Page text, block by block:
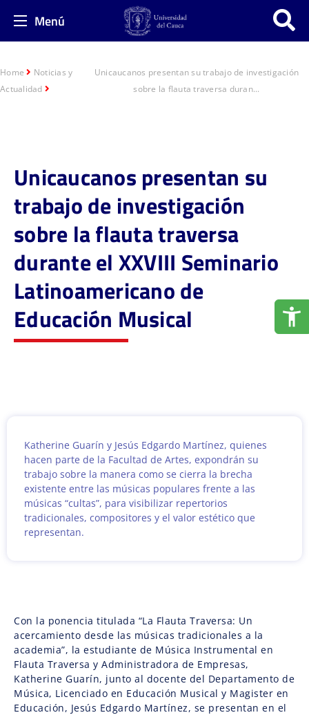
Menú
Home
Noticias y
Actualidad
Unicaucanos presentan su trabajo de investigación
sobre la flauta traversa duran...
Unicaucanos presentan su
trabajo de investigación
sobre la flauta traversa
durante el XXVIII Seminario
Latinoamericano de
Educación Musical
Katherine Guarín y Jesús Edgardo Martínez, quienes
hacen parte de la Facultad de Artes, expondrán su
trabajo sobre la manera como se cierra la brecha
existente entre las músicas populares frente a las
músicas “cultas”, para visibilizar repertorios
tradicionales, compositores y el valor estético que
representan.
Con la ponencia titulada “La Flauta Traversa: Un
acercamiento desde las músicas tradicionales a la
academia”, la estudiante de Música Instrumental en
Flauta Traversa y Administradora de Empresas,
Katherine Guarín, junto al docente del Departamento de
Música, Licenciado en Educación Musical y Magister en
Educación, Jesús Edgardo Martínez, se presentan en el